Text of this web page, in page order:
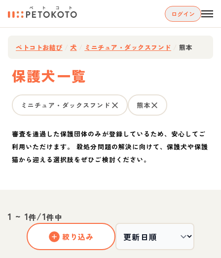
ログイン
ペトコトお結び 犬 ミニチュア・ダックスフンド 熊本
保護犬一覧
ミニチュア・ダックスフンド 熊本
審査を通過した保護団体のみが登録しているため、安心してご
利用いただけます。 殺処分問題の解決に向けて、保護犬や保護
猫から迎える選択肢をぜひご検討ください。
1 ~ 1件/1件中
絞り込み